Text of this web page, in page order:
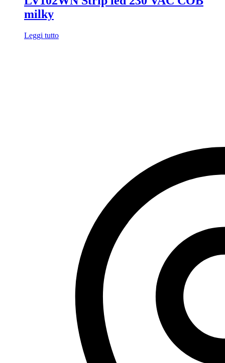
milky
Leggi tutto